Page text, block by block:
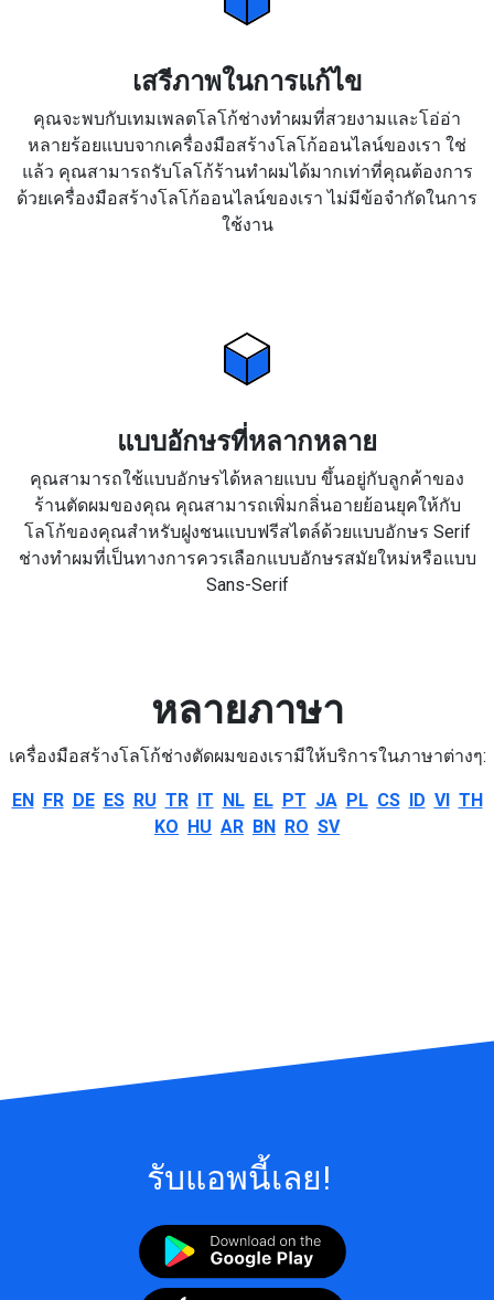
เสรีภาพในการแก้ไข
คุณจะพบกับเทมเพลตโลโก้ช่างทำผมที่สวยงามและโอ่อ่า
หลายร้อยแบบจากเครื่องมือสร้างโลโก้ออนไลน์ของเรา ใช่
แล้ว คุณสามารถรับโลโก้ร้านทำผมได้มากเท่าที่คุณต้องการ
ด้วยเครื่องมือสร้างโลโก้ออนไลน์ของเรา ไม่มีข้อจำกัดในการ
ใช้งาน
แบบอักษรที่หลากหลาย
คุณสามารถใช้แบบอักษรได้หลายแบบ ขึ้นอยู่กับลูกค้าของ
ร้านตัดผมของคุณ คุณสามารถเพิ่มกลิ่นอายย้อนยุคให้กับ
โลโก้ของคุณสำหรับฝูงชนแบบฟรีสไตล์ด้วยแบบอักษร Serif
ช่างทำผมที่เป็นทางการควรเลือกแบบอักษรสมัยใหม่หรือแบบ
Sans-Serif
หลายภาษา
เครื่องมือสร้างโลโก้ช่างตัดผมของเรามีให้บริการในภาษาต่างๆ:
EN FR DE ES RU TR IT NL EL PT JA PL CS ID VI TH
KO HU AR BN RO SV
รับแอพนี้เลย!